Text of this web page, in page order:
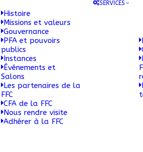
Histoire
Missions et valeurs
Gouvernance
PFA et pouvoirs
publics
Instances
Événements et
Salons
Les partenaires de la
FFC
CFA de la FFC
Nous rendre visite
Adhérer à la FFC
SERVICES